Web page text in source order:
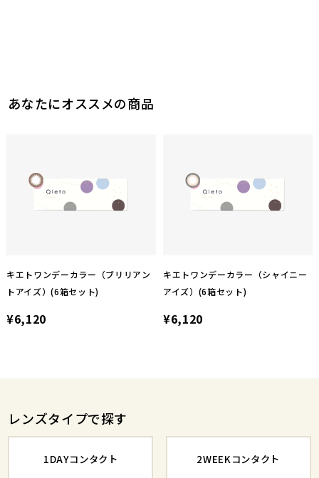
あなたにオススメの商品
キエトワンデーカラー（ブリリアン
トアイズ）(6箱セット)
¥6,120
キエトワンデーカラー（シャイニー
アイズ）(6箱セット)
¥6,120
レンズタイプで探す
1DAYコンタクト 2WEEKコンタクト